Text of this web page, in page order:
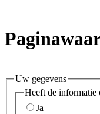
Uw gegevens
Heeft de informatie
Ja